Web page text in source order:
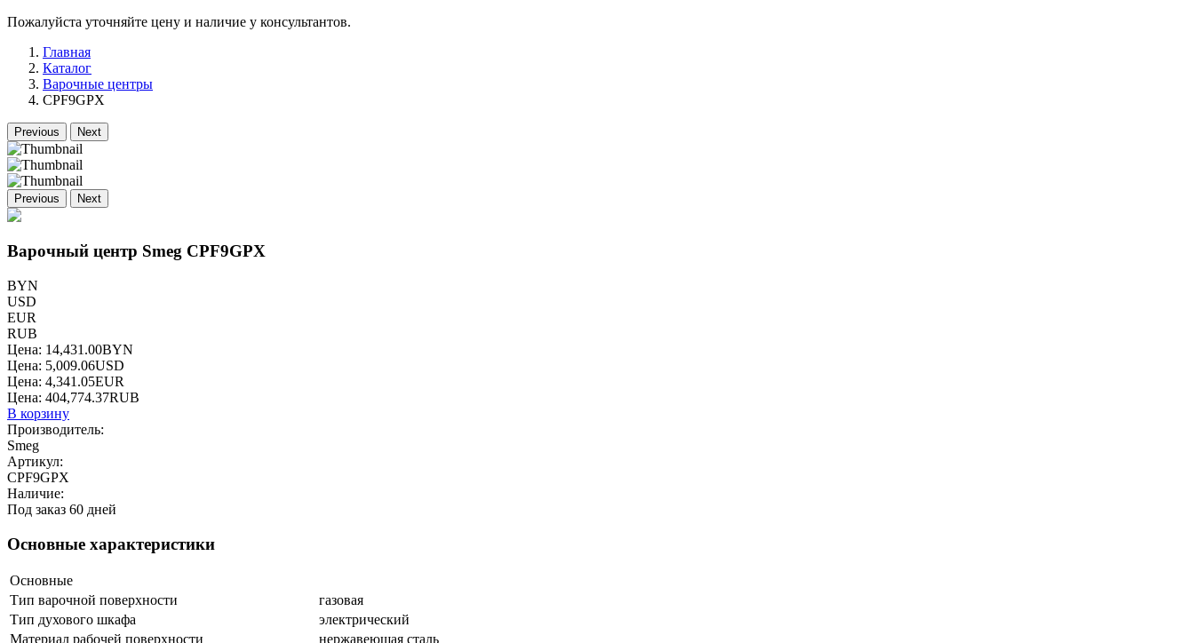
Пожалуйста уточняйте цену и наличие у консультантов.
Главная
Каталог
Варочные центры
CPF9GPX
Previous Next
Previous Next
Варочный центр Smeg CPF9GPX
BYN
USD
EUR
RUB
Цена: 14,431.00BYN
Цена: 5,009.06USD
Цена: 4,341.05EUR
Цена: 404,774.37RUB
В корзину
Производитель:
Smeg
Артикул:
CPF9GPX
Наличие:
Под заказ 60 дней
Основные характеристики
Основные
Тип варочной поверхности
газовая
Тип духового шкафа
электрический
Материал рабочей поверхности
нержавеющая сталь